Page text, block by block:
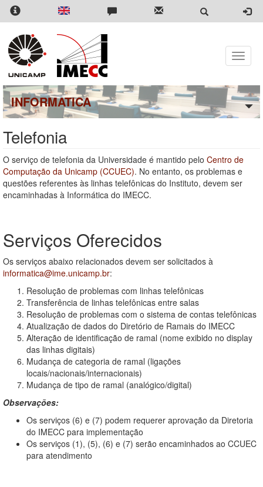
Pular
para
conteúdo
principal
Toggle
INFORMATICA
Telefonia
O serviço de telefonia da Universidade é mantido pelo Centro de
Computação da Unicamp (CCUEC). No entanto, os problemas e
questões referentes às linhas telefônicas do Instituto, devem ser
encaminhadas à Informática do IMECC.
Serviços Oferecidos
Os serviços abaixo relacionados devem ser solicitados à
informatica@ime.unicamp.br:
Resolução de problemas com linhas telefônicas
Transferência de linhas telefônicas entre salas
Resolução de problemas com o sistema de contas telefônicas
Atualização de dados do Diretório de Ramais do IMECC
Alteração de identificação de ramal (nome exibido no display
das linhas digitais)
Mudança de categoria de ramal (ligações
locais/nacionais/internacionais)
Mudança de tipo de ramal (analógico/digital)
Observações:
Os serviços (6) e (7) podem requerer aprovação da Diretoria
do IMECC para implementação
Os serviços (1), (5), (6) e (7) serão encaminhados ao CCUEC
para atendimento